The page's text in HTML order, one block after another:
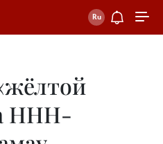
ННН-